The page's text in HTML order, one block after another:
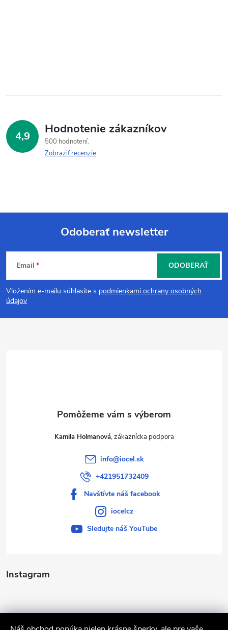
4,9 Hodnotenie zákazníkov
500 hodnotení
Zobraziť recenzie
Z
á
p
Odoberať newsletter
Email
Vložením e-mailu súhlasíte s podmienkami ochrany osobných
údajov
ODOBERAŤ
Instagram
Kamila Holmanová
info@iocel.sk
+421951732409
Navštívte náš facebook
iocelcz
Sledujte náš YouTube